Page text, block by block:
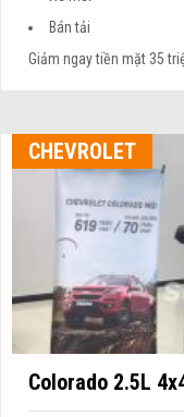
Bán tải
Giảm ngay tiền mặt 35
CHEVROLET
Colorado 2.5L